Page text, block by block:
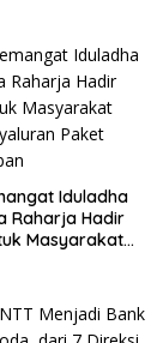
Iduladha
Raharja Hadir